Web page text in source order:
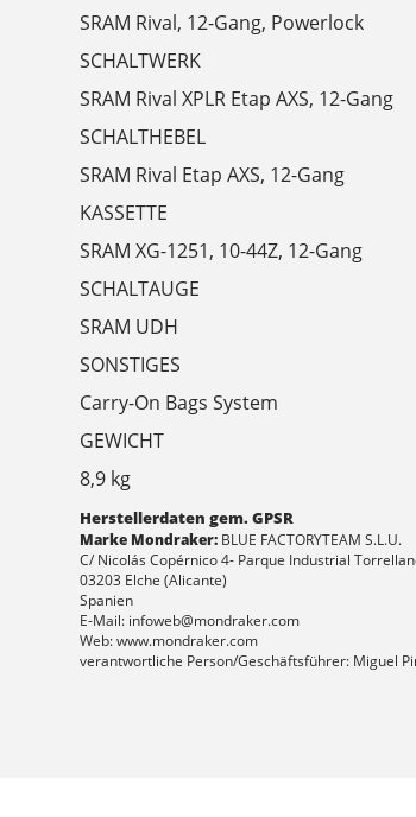
SRAM Rival, 12-Gang, Powerlock
SCHALTWERK
SRAM Rival XPLR Etap AXS, 12-Gang
SCHALTHEBEL
SRAM Rival Etap AXS, 12-Gang
KASSETTE
SRAM XG-1251, 10-44Z, 12-Gang
SCHALTAUGE
SRAM UDH
SONSTIGES
Carry-On Bags System
GEWICHT
8,9 kg
Herstellerdaten gem. GPSR
Marke Mondraker: BLUE FACTORYTEAM S.L.U.
C/ Nicolás Copérnico 4- Parque Industrial
03203 Elche (Alicante)
Spanien
E-Mail: infoweb@mondraker.com
Web: www.mondraker.com
verantwortliche Person/Geschäftsführer: Miguel